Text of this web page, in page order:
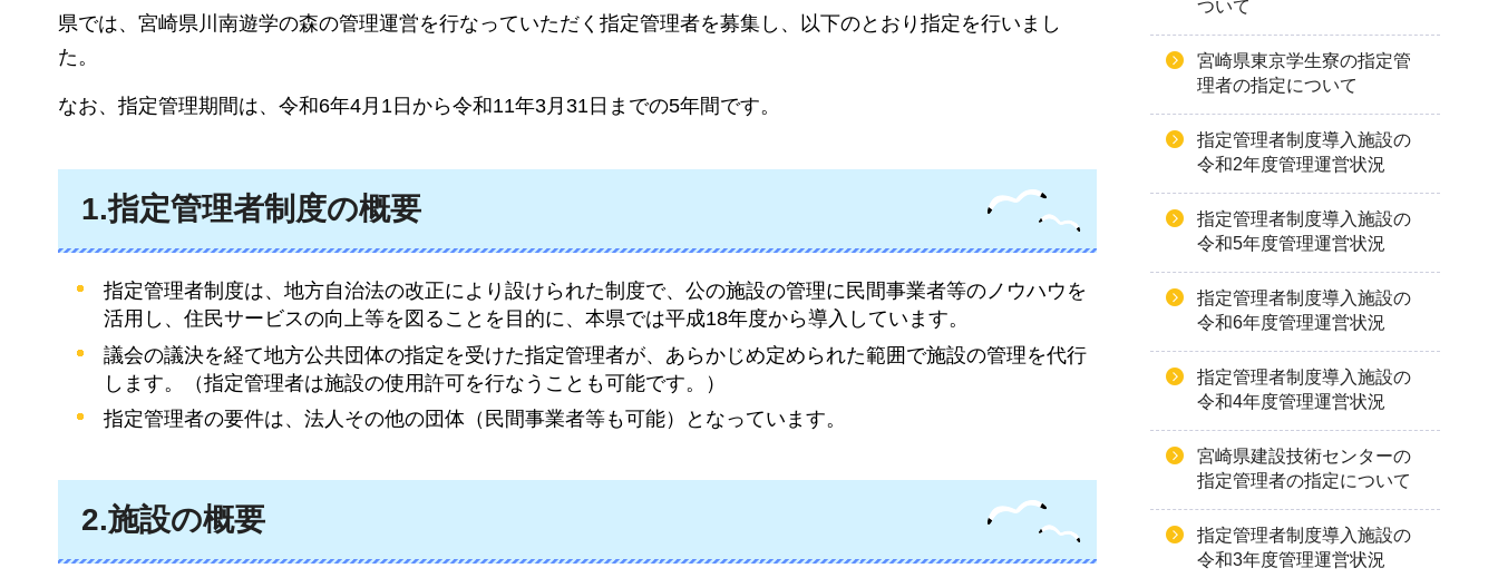
県では、宮崎県川南遊学の森の管理運営を行なっていただく指定管理者を募集し、以下のとおり指定を行いまし
た。
なお、指定管理期間は、令和6年4月1日から令和11年3月31日までの5年間です。
1.指定管理者制度の概要
指定管理者制度は、地方自治法の改正により設けられた制度で、公の施設の管理に民間事業者等のノウハウを
活用し、住民サービスの向上等を図ることを目的に、本県では平成18年度から導入しています。
議会の議決を経て地方公共団体の指定を受けた指定管理者が、あらかじめ定められた範囲で施設の管理を代行
します。（指定管理者は施設の使用許可を行なうことも可能です。）
指定管理者の要件は、法人その他の団体（民間事業者等も可能）となっています。
2.施設の概要
ついて
宮崎県東京学生寮の指定管
理者の指定について
指定管理者制度導入施設の
令和2年度管理運営状況
指定管理者制度導入施設の
令和5年度管理運営状況
指定管理者制度導入施設の
令和6年度管理運営状況
指定管理者制度導入施設の
令和4年度管理運営状況
宮崎県建設技術センターの
指定管理者の指定について
指定管理者制度導入施設の
令和3年度管理運営状況